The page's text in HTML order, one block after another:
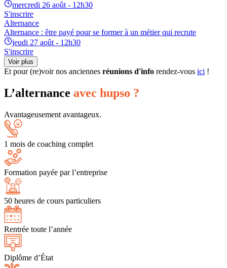
mercredi 26 août - 12h30
S'inscrire
Alternance
Alternance : être payé pour se former à un métier qui recrute
jeudi 27 août - 12h30
S'inscrire
Voir plus
Et pour (re)voir nos anciennes réunions d'info rendez-vous ici !
L’alternance avec hupso ?
Avantageusement avantageux.
1 mois de coaching complet
Formation payée par l’entreprise
50 heures de cours particuliers
Rentrée toute l’année
Diplôme d’État